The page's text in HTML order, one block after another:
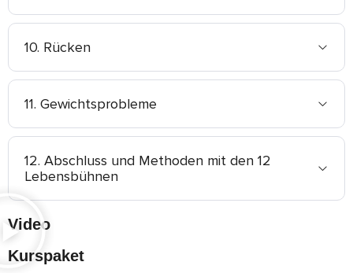
10. Rücken
11. Gewichtsprobleme
12. Abschluss und Methoden mit den 12
Lebensbühnen
Video
Kurspaket